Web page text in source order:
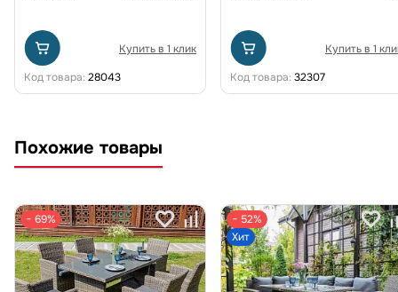
Купить в 1 клик
Код товара: 28043
Купить в 1
Код товара: 32307
Похожие товары
− 69%
− 52%
Хит